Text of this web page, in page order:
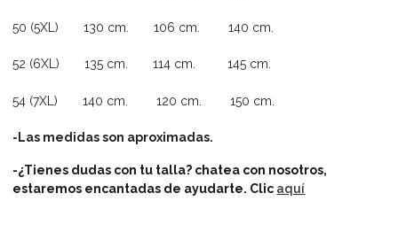
50 (5XL) 130 cm. 106 cm. 140 cm.
52 (6XL) 135 cm. 114 cm. 145 cm.
54 (7XL) 140 cm. 120 cm. 150 cm.
-Las medidas son aproximadas.
-¿Tienes dudas con tu talla? chatea con nosotros,
estaremos encantadas de ayudarte. Clic aquí